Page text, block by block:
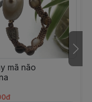
mã não